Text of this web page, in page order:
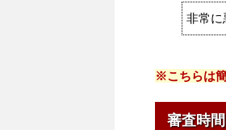
非常に
※こちらは
審査時